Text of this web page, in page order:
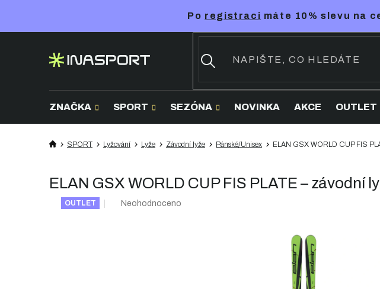
Po registraci máte 10% slevu na
ZNAČKA SPORT SEZÓNA NOVINKA AKCE OUTLET
SPORT Lyžování Lyže Závodní lyže Pánské/Unisex ELAN GSX WORLD CUP FIS
ELAN GSX WORLD CUP FIS PLATE – závodní
OUTLET
Průměrné
Neohodnoceno